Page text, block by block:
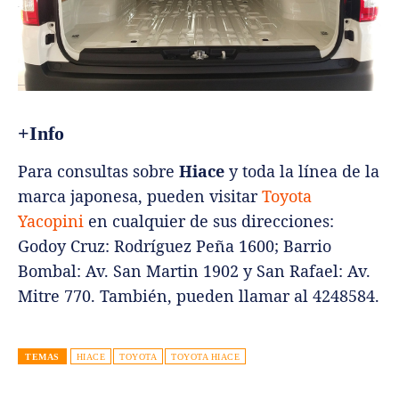
+Info
Para consultas sobre Hiace y toda la línea de la
marca japonesa, pueden visitarToyota
Yacopini en cualquier de sus direcciones:
Godoy Cruz: Rodríguez Peña 1600; Barrio
Bombal: Av. San Martin 1902 y San Rafael: Av.
Mitre 770. También, pueden llamar al 4248584.
TEMAS HIACE TOYOTA TOYOTA HIACE